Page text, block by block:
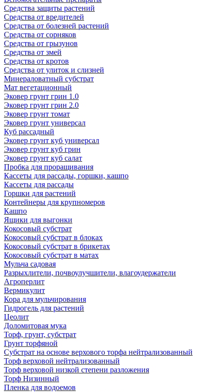
Средства защиты растений
Средства от вредителей
Средства от болезней растений
Средства от сорняков
Средства от грызунов
Средства от змей
Средства от кротов
Средства от улиток и слизней
Минераловатный субстрат
Мат вегетационный
Эковер грунт грин 1.0
Эковер грунт грин 2.0
Эковер грунт томат
Эковер грунт универсал
Куб рассадный
Эковер грунт куб универсал
Эковер грунт куб грин
Эковер грунт куб салат
Пробка для проращивания
Кассеты для рассады, горшки, кашпо
Кассеты для рассады
Горшки для растений
Контейнеры для крупномеров
Кашпо
Ящики для выгонки
Кокосовый субстрат
Кокосовый субстрат в блоках
Кокосовый субстрат в брикетах
Кокосовый субстрат в матах
Мульча садовая
Разрыхлители, почвоулучшители, влагоудержатели
Агроперлит
Вермикулит
Кора для мульчирования
Гидрогель для растений
Цеолит
Доломитовая мука
Торф, грунт, субстрат
Грунт торфяной
Субстрат на основе верхового торфа нейтрализованный
Торф верховой нейтрализованный
Торф верховой низкой степени разложения
Торф Низинный
Пленка для водоемов